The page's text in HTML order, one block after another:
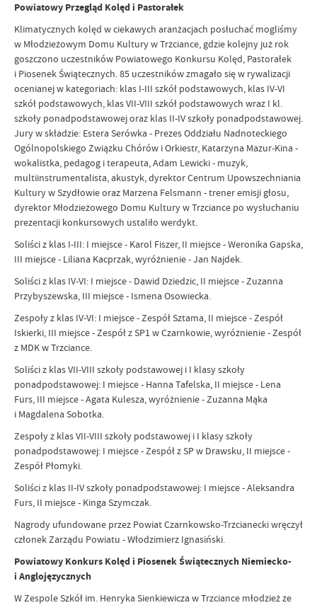
Powiatowy Przegląd Kolęd i Pastorałek
Klimatycznych kolęd w ciekawych aranżacjach posłuchać mogliśmy
w Młodzieżowym Domu Kultury w Trzciance, gdzie kolejny już rok
goszczono uczestników Powiatowego Konkursu Kolęd, Pastorałek
i Piosenek Świątecznych. 85 uczestników zmagało się w rywalizacji
ocenianej w kategoriach: klas I-III szkół podstawowych, klas IV-VI
szkół podstawowych, klas VII-VIII szkół podstawowych wraz I kl.
szkoły ponadpodstawowej oraz klas II-IV szkoły ponadpodstawowej.
Jury w składzie: Estera Serówka - Prezes Oddziału Nadnoteckiego
Ogólnopolskiego Związku Chórów i Orkiestr, Katarzyna Mazur-Kina -
wokalistka, pedagog i terapeuta, Adam Lewicki - muzyk,
multiinstrumentalista, akustyk, dyrektor Centrum Upowszechniania
Kultury w Szydłowie oraz Marzena Felsmann - trener emisji głosu,
dyrektor Młodzieżowego Domu Kultury w Trzciance po wysłuchaniu
prezentacji konkursowych ustaliło werdykt.
Soliści z klas I-III: I miejsce - Karol Fiszer, II miejsce - Weronika Gapska,
III miejsce - Liliana Kacprzak, wyróżnienie - Jan Najdek.
Soliści z klas IV-VI: I miejsce - Dawid Dziedzic, II miejsce - Zuzanna
Przybyszewska, III miejsce - Ismena Osowiecka.
Zespoły z klas IV-VI: I miejsce - Zespół Sztama, II miejsce - Zespół
Iskierki, III miejsce - Zespół z SP1 w Czarnkowie, wyróżnienie - Zespół
z MDK w Trzciance.
Soliści z klas VII-VIII szkoły podstawowej i I klasy szkoły
ponadpodstawowej: I miejsce - Hanna Tafelska, II miejsce - Lena
Furs, III miejsce - Agata Kulesza, wyróżnienie - Zuzanna Mąka
i Magdalena Sobotka.
Zespoły z klas VII-VIII szkoły podstawowej i I klasy szkoły
ponadpodstawowej: I miejsce - Zespół z SP w Drawsku, II miejsce -
Zespół Płomyki.
Soliści z klas II-IV szkoły ponadpodstawowej: I miejsce - Aleksandra
Furs, II miejsce - Kinga Szymczak.
Nagrody ufundowane przez Powiat Czarnkowsko-Trzcianecki wręczył
członek Zarządu Powiatu - Włodzimierz Ignasiński.
Powiatowy Konkurs Kolęd i Piosenek Świątecznych Niemiecko-
i Anglojęzycznych
W Zespole Szkół im. Henryka Sienkiewicza w Trzciance młodzież ze